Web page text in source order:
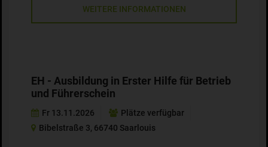
WEITERE INFORMATIONEN
EH - Ausbildung in Erster Hilfe für Betrieb
und Führerschein
Fr 13.11.2026
Plätze verfügbar
Bibelstraße 3, 66740 Saarlouis